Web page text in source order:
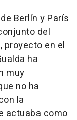
Berlín y París
del
proyecto en el
ha
muy
no ha
la
actuaba como